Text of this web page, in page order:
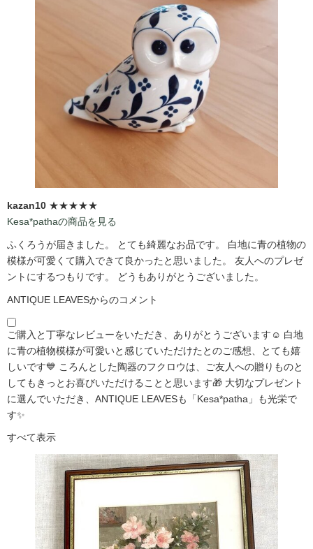
kazan10 ★★★★★
Kesa*pathaの商品を見る
ふくろうが届きました。 とても綺麗なお品です。 白地に青の植物の
模様が可愛くて購入できて良かったと思いました。 友人へのプレゼ
ントにするつもりです。 どうもありがとうございました。
ANTIQUE LEAVESからのコメント
ご購入と丁寧なレビューをいただき、ありがとうございます☺️ 白地
に青の植物模様が可愛いと感じていただけたとのご感想、とても嬉
しいです💙 ころんとした陶器のフクロウは、ご友人への贈りものと
してもきっとお喜びいただけることと思います🎁 大切なプレゼント
に選んでいただき、ANTIQUE LEAVESも「Kesa*patha」も光栄で
す✨
すべて表示